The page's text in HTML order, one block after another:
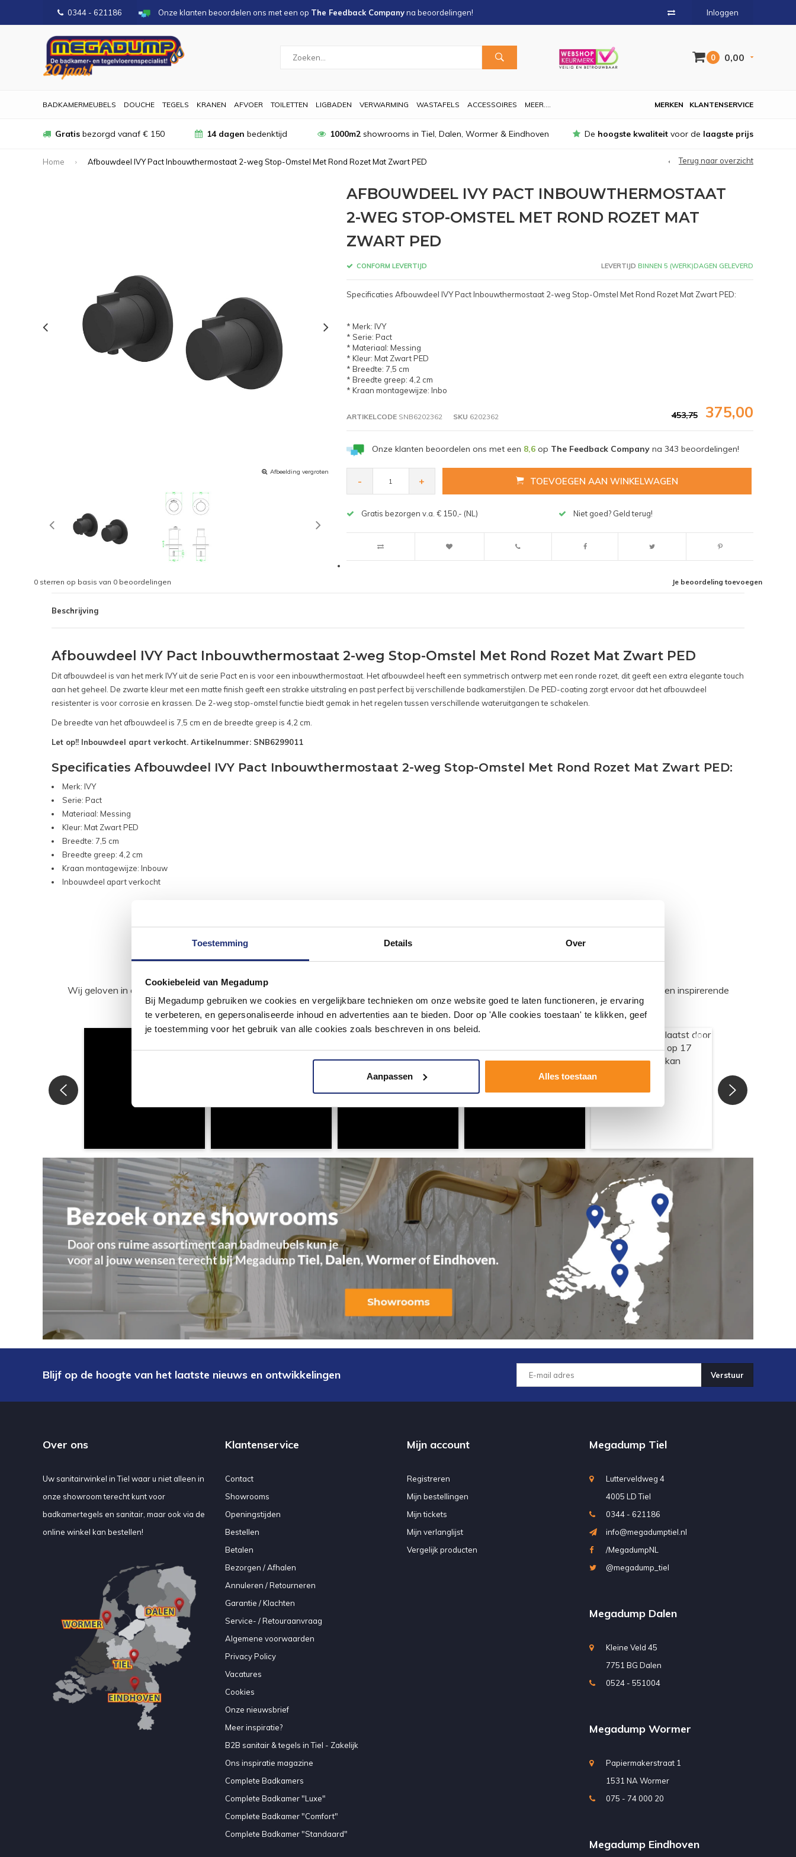
Toestemming Details Over
Cookiebeleid van Megadump
Bij Megadump gebruiken we cookies en vergelijkbare technieken om onze website goed te laten functioneren, je ervaring
te verbeteren, en gepersonaliseerde inhoud en advertenties aan te bieden. Door op 'Alle cookies toestaan' te klikken, geef
je toestemming voor het gebruik van alle cookies zoals beschreven in ons beleid.
Aanpassen Alles toestaan
0344 - 621186 Onze klanten beoordelen ons met een op The Feedback Companyna beoordelingen! Inloggen
0 0,00
BADKAMERMEUBELS DOUCHE TEGELS KRANEN AFVOER TOILETTEN LIGBADEN VERWARMING WASTAFELS ACCESSOIRES MEER.... KLANTENSERVICE
MERKEN
Gratis bezorgd vanaf € 150 14 dagen bedenktijd 1000m2showrooms in Tiel, Dalen, Wormer & Eindhoven De hoogste kwaliteit voor de laagste prijs
Home Afbouwdeel IVY Pact Inbouwthermostaat 2-weg Stop-Omstel Met Rond Rozet Mat Zwart PED Terug naar overzicht
Afbeelding vergroten
AFBOUWDEEL IVY PACT INBOUWTHERMOSTAAT
2-WEG STOP-OMSTEL MET ROND ROZET MAT
ZWART PED
CONFORM LEVERTIJD LEVERTIJD BINNEN 5 (WERK)DAGEN GELEVERD
Specificaties Afbouwdeel IVY Pact Inbouwthermostaat 2-weg Stop-Omstel Met Rond Rozet Mat Zwart PED:
* Merk: IVY
* Serie: Pact
* Materiaal: Messing
* Kleur: Mat Zwart PED
* Breedte: 7,5 cm
* Breedte greep: 4,2 cm
* Kraan montagewijze: Inbo
ARTIKELCODESNB6202362 SKU 6202362 453,75 375,00
Onze klanten beoordelen ons met een 8,6op The Feedback Companyna 343 beoordelingen!
- + TOEVOEGEN AAN WINKELWAGEN
Gratis bezorgen v.a. € 150,- (NL) Niet goed? Geld terug!
Je beoordeling toevoegen
0 sterren op basis van 0 beoordelingen
Beschrijving
Afbouwdeel IVY Pact Inbouwthermostaat 2-weg Stop-Omstel Met Rond Rozet Mat Zwart PED
Dit afbouwdeel is van het merk IVY uit de serie Pact en is voor een inbouwthermostaat. Het afbouwdeel heeft een symmetrisch ontwerp met een ronde rozet, dit geeft een extra elegante touch
aan het geheel. De zwarte kleur met een matte finish geeft een strakke uitstraling en past perfect bij verschillende badkamerstijlen. De PED-coating zorgt ervoor dat het afbouwdeel
resistenter is voor corrosie en krassen. De 2-weg stop-omstel functie biedt gemak in het regelen tussen verschillende wateruitgangen te schakelen.
De breedte van het afbouwdeel is 7,5 cm en de breedte greep is 4,2 cm.
Let op!! Inbouwdeel apart verkocht. Artikelnummer: SNB6299011
Specificaties Afbouwdeel IVY Pact Inbouwthermostaat 2-weg Stop-Omstel Met Rond Rozet Mat Zwart PED:
Merk: IVY
Serie: Pact
Materiaal: Messing
Kleur: Mat Zwart PED
Breedte: 7,5 cm
Breedte greep: 4,2 cm
Kraan montagewijze: Inbouw
Inbouwdeel apart verkocht
Wij geloven in de kracht van delen. Deel jouw badkamer op Instagram met #mijndroombadkamer en tag @megadumpnl. Samen bouwen we een inspirerende
omgeving vol met unieke badkamerstijlen. Doe je mee?
Blijf op de hoogte van het laatste nieuws en ontwikkelingen Verstuur
Over ons
Uw sanitairwinkel in Tiel waar u niet alleen in
onze showroom terecht kunt voor
badkamertegels en sanitair, maar ook via de
online winkel kan bestellen!
Klantenservice
Contact
Showrooms
Openingstijden
Bestellen
Betalen
Bezorgen / Afhalen
Annuleren / Retourneren
Garantie / Klachten
Service- / Retouraanvraag
Algemene voorwaarden
Privacy Policy
Vacatures
Cookies
Onze nieuwsbrief
Meer inspiratie?
B2B sanitair & tegels in Tiel - Zakelijk
Ons inspiratie magazine
Complete Badkamers
Complete Badkamer "Luxe"
Complete Badkamer "Comfort"
Complete Badkamer "Standaard"
Mijn account
Registreren
Mijn bestellingen
Mijn tickets
Mijn verlanglijst
Vergelijk producten
Megadump Tiel
Lutterveldweg 4
4005 LD Tiel
0344 - 621186
info@megadumptiel.nl
/MegadumpNL
@megadump_tiel
Megadump Dalen
Kleine Veld 45
7751 BG Dalen
0524 - 551004
Megadump Wormer
Papiermakerstraat 1
1531 NA Wormer
075 - 74 000 20
Megadump Eindhoven